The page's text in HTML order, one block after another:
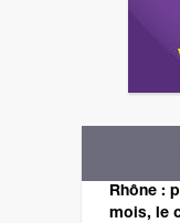
Rhône :
mois, le